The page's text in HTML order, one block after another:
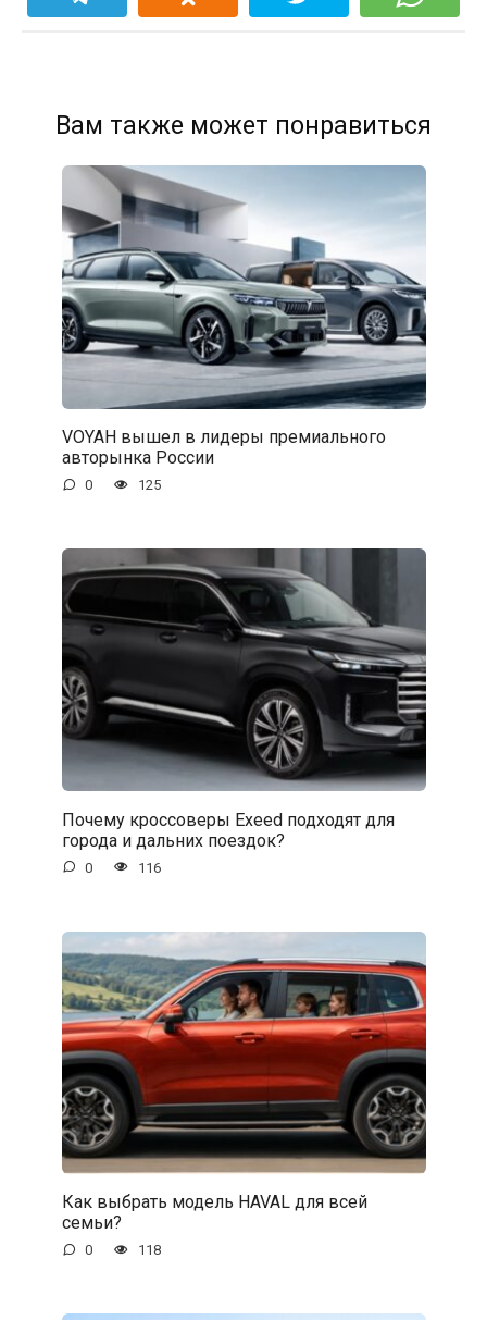
Вам также может понравиться
VOYAH вышел в лидеры премиального
авторынка России
0 125
Почему кроссоверы Exeed подходят для
города и дальних поездок?
0 116
Как выбрать модель HAVAL для всей
семьи?
0 118